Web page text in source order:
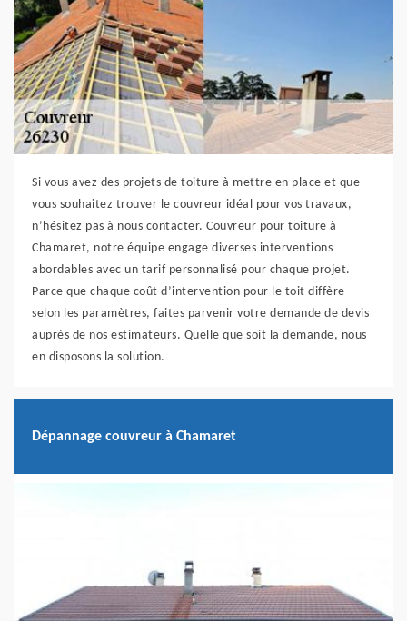
Si vous avez des projets de toiture à mettre en place et que
vous souhaitez trouver le couvreur idéal pour vos travaux,
n’hésitez pas à nous contacter. Couvreur pour toiture à
Chamaret, notre équipe engage diverses interventions
abordables avec un tarif personnalisé pour chaque projet.
Parce que chaque coût d’intervention pour le toit diffère
selon les paramètres, faites parvenir votre demande de devis
auprès de nos estimateurs. Quelle que soit la demande, nous
en disposons la solution.
Dépannage couvreur à Chamaret